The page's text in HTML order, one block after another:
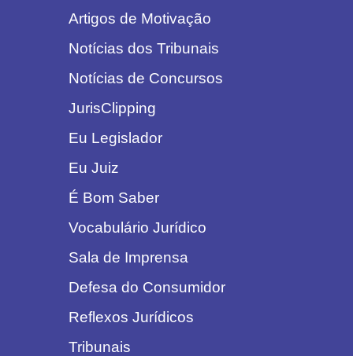
Artigos de Motivação
Notícias dos Tribunais
Notícias de Concursos
JurisClipping
Eu Legislador
Eu Juiz
É Bom Saber
Vocabulário Jurídico
Sala de Imprensa
Defesa do Consumidor
Reflexos Jurídicos
Tribunais